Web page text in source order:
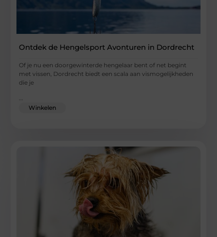
Ontdek de Hengelsport Avonturen in Dordrecht
Of je nu een doorgewinterde hengelaar bent of net begint
met vissen, Dordrecht biedt een scala aan vismogelijkheden
die je
Winkelen